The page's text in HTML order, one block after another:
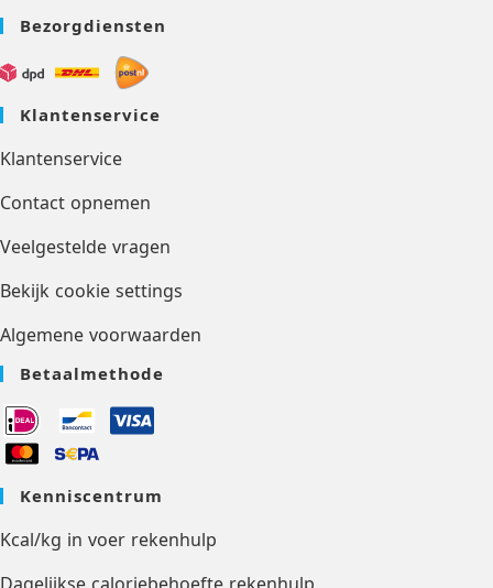
Bezorgdiensten
Klantenservice
Klantenservice
Contact opnemen
Veelgestelde vragen
Bekijk cookie settings
Algemene voorwaarden
Betaalmethode
Kenniscentrum
Kcal/kg in voer rekenhulp
Dagelijkse caloriebehoefte rekenhulp